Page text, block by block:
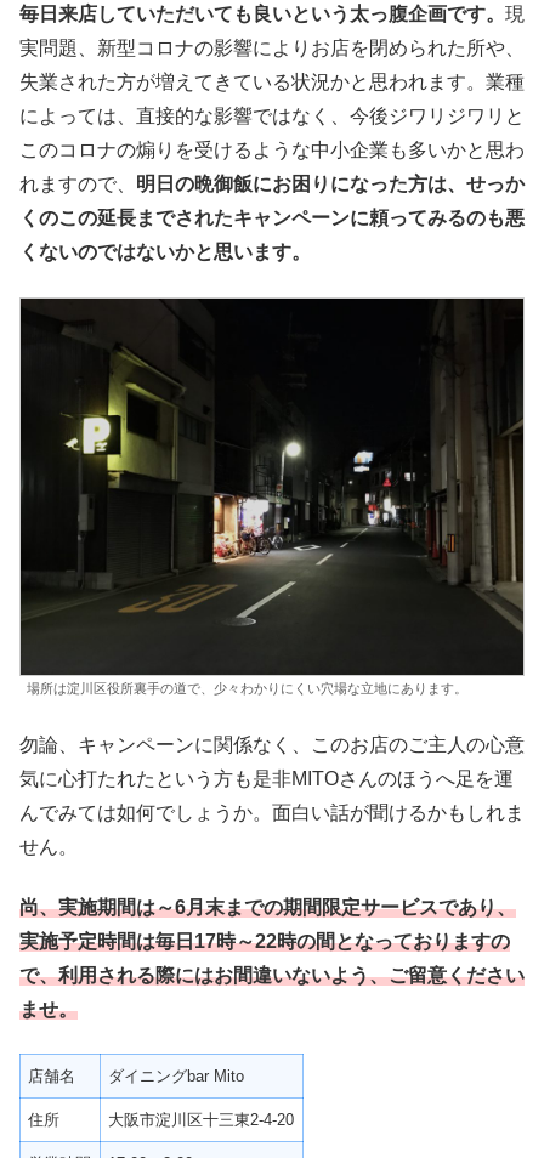
毎日来店していただいても良いという太っ腹企画です。 現
実問題、新型コロナの影響によりお店を閉められた所や、
失業された方が増えてきている状況かと思われます。業種
によっては、直接的な影響ではなく、今後ジワリジワリと
このコロナの煽りを受けるような中小企業も多いかと思わ
れますので、 明日の晩御飯にお困りになった方は、せっか
くのこの延長までされたキャンペーンに頼ってみるのも悪
くないのではないかと思います。
場所は淀川区役所裏手の道で、少々わかりにくい穴場な立地にあります。
勿論、キャンペーンに関係なく、このお店のご主人の心意
気に心打たれたという方も是非MITOさんのほうへ足を運
んでみては如何でしょうか。面白い話が聞けるかもしれま
せん。
尚、実施期間は～6月末までの期間限定サービスであり、
実施予定時間は毎日17時～22時の間となっておりますの
で、利用される際にはお間違いないよう、ご留意ください
ませ。
店舗名 ダイニングbar Mito
住所 大阪市淀川区十三東2-4-20